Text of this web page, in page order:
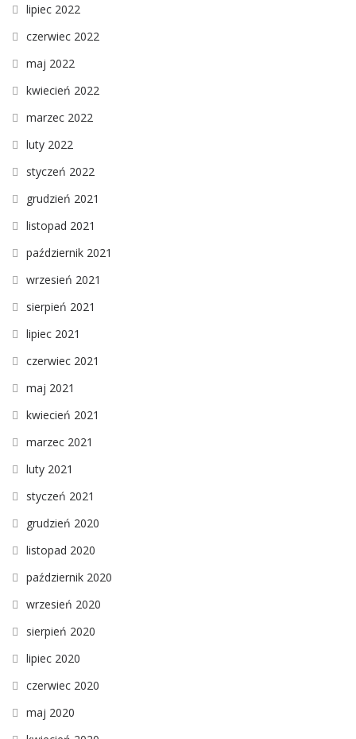
lipiec 2022
czerwiec 2022
maj 2022
kwiecień 2022
marzec 2022
luty 2022
styczeń 2022
grudzień 2021
listopad 2021
październik 2021
wrzesień 2021
sierpień 2021
lipiec 2021
czerwiec 2021
maj 2021
kwiecień 2021
marzec 2021
luty 2021
styczeń 2021
grudzień 2020
listopad 2020
październik 2020
wrzesień 2020
sierpień 2020
lipiec 2020
czerwiec 2020
maj 2020